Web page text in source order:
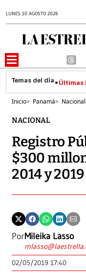
LUNES 10 AGOSTO 2026
Últimas
Inicio> Panamá> Nacional
NACIONAL
Registro
$300
2014 y 2019
PorMileika Lasso
02/05/2019 17:40